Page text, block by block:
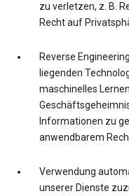
zu verletzen, z. B.
Recht auf
Reverse
liegenden
maschinelles
Informationen zu
anwendbarem
Verwendung
unserer Dienste